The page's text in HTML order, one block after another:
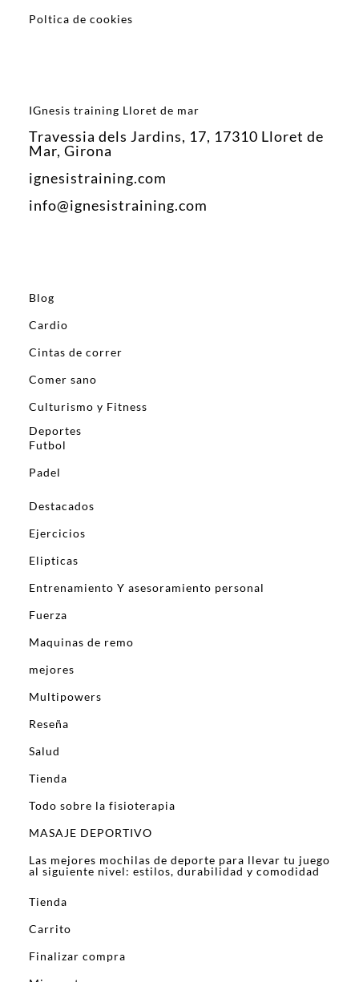
Poltica de cookies
IGnesis training Lloret de mar
Travessia dels Jardins, 17, 17310 Lloret de
Mar, Girona
ignesistraining.com
info@ignesistraining.com
Blog
Cardio
Cintas de correr
Comer sano
Culturismo y Fitness
Deportes
Futbol
Padel
Destacados
Ejercicios
Elipticas
Entrenamiento Y asesoramiento personal
Fuerza
Maquinas de remo
mejores
Multipowers
Reseña
Salud
Tienda
Todo sobre la fisioterapia
MASAJE DEPORTIVO
Las mejores mochilas de deporte para llevar tu juego
al siguiente nivel: estilos, durabilidad y comodidad
Tienda
Carrito
Finalizar compra